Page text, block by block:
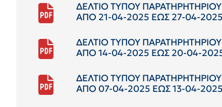
ΔΕΛΤΙΟ ΤΥΠΟΥ
ΑΠΟ 21-04-2025 ΕΩΣ 27-04-2025
ΔΕΛΤΙΟ ΤΥΠΟΥ
ΑΠΟ 14-04-2025 ΕΩΣ 20-04-
ΔΕΛΤΙΟ ΤΥΠΟΥ
ΑΠΟ 07-04-2025 ΕΩΣ 13-04-2025